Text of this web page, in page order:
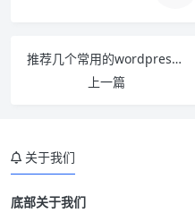
推荐几个常用的wordpress图片自动加水印插件
上一篇
关于我们
底部关于我们